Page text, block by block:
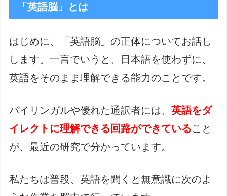
「英語脳」とは
はじめに、「英語脳」の正体についてお話し
します。一言でいうと、日本語を使わずに、
英語をそのまま理解できる能力のことです。
バイリンガルや優れた通訳者には、英語をダ
イレクトに理解できる回路ができていること
が、最近の研究で分かっています。
私たちは普段、英語を聞くと無意識に次のよ